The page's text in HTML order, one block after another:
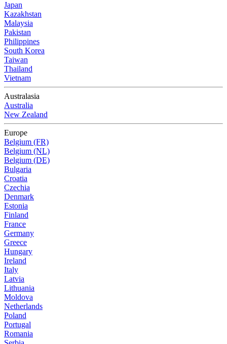
Japan
Kazakhstan
Malaysia
Pakistan
Philippines
South Korea
Taiwan
Thailand
Vietnam
Australasia
Australia
New Zealand
Europe
Belgium (FR)
Belgium (NL)
Belgium (DE)
Bulgaria
Croatia
Czechia
Denmark
Estonia
Finland
France
Germany
Greece
Hungary
Ireland
Italy
Latvia
Lithuania
Moldova
Netherlands
Poland
Portugal
Romania